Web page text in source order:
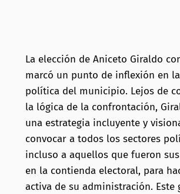
La elección de Aniceto Giraldo
marcó un punto de inflexión en
política del municipio. Lejos de
la lógica de la confrontación,
una estrategia incluyente y
convocar a todos los sectores
incluso a aquellos que fueron
en la contienda electoral, para
activa de su administración. Este